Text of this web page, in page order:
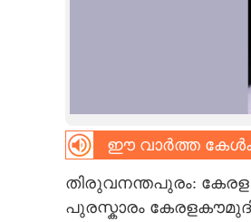
CARTOONS
LITERATURE
ഈ വാർത്ത
തിരുവനന്തപുരം: കേരള
പുരസ്കാരം